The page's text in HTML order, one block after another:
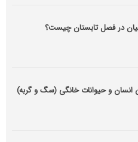
در فصل تابستان چیست؟
انسان و حیوانات خانگی (سگ و گربه)